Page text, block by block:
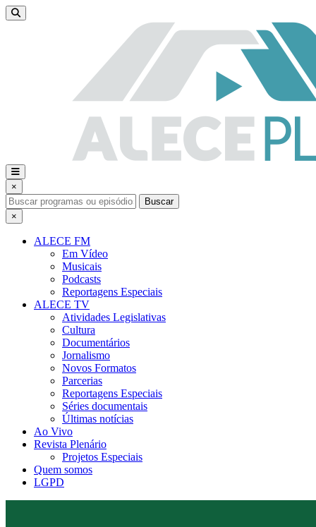
×
Buscar
×
ALECE FM
Em Vídeo
Musicais
Podcasts
Reportagens Especiais
ALECE TV
Atividades Legislativas
Cultura
Documentários
Jornalismo
Novos Formatos
Parcerias
Reportagens Especiais
Séries documentais
Últimas notícias
Ao Vivo
Revista Plenário
Projetos Especiais
Quem somos
LGPD